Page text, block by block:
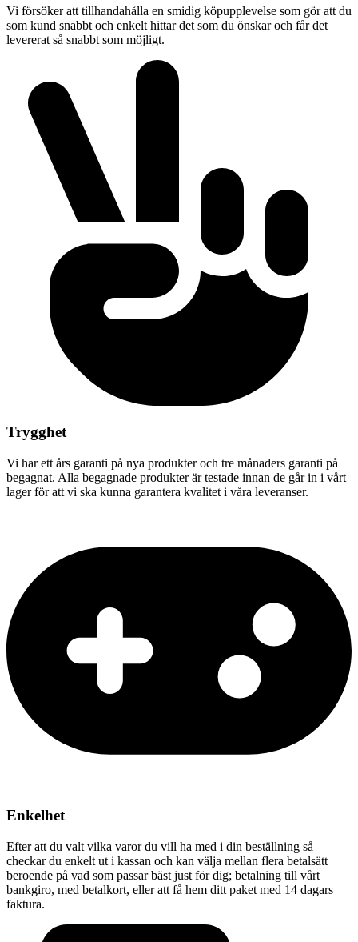
Vi försöker att tillhandahålla en smidig köpupplevelse som gör att du
som kund snabbt och enkelt hittar det som du önskar och får det
levererat så snabbt som möjligt.
Trygghet
Vi har ett års garanti på nya produkter och tre månaders garanti på
begagnat. Alla begagnade produkter är testade innan de går in i vårt
lager för att vi ska kunna garantera kvalitet i våra leveranser.
Enkelhet
Efter att du valt vilka varor du vill ha med i din beställning så
checkar du enkelt ut i kassan och kan välja mellan flera betalsätt
beroende på vad som passar bäst just för dig; betalning till vårt
bankgiro, med betalkort, eller att få hem ditt paket med 14 dagars
faktura.